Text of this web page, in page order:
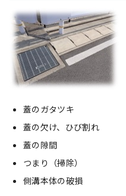
蓋のガタツキ
蓋の欠け、ひび割れ
蓋の隙間
つまり（掃除）
側溝本体の破損